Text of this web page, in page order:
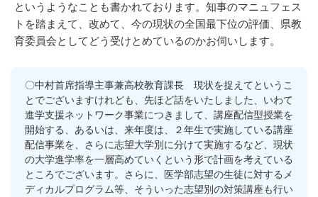
というようなことも書かれております。知事のマニュフェス
トを踏まえて、改めて、今の現状の全国最下位の評価、県教
育委員会としてどう受けとめているのかお伺いします。
〇中村首席指導主事兼高校教育課長 現状を捉えてというこ
とでございますけれども、先ほど話をいたしました、いわて
進学支援ネットワーク事業につきまして、講座配信型授業を
開始する、あるいは、来年度は、２年生で実施している講座
配信事業を、さらに志望大学別に分けて実施するなど、現状
の大学進学率を一層高めていくという形で計画を考えている
ところでございます。さらに、医学部志望の生徒に対するメ
ディカルプログラム等、そういった志望別の対策講座も行い